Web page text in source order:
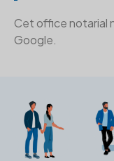
Cet office notarial
Google.